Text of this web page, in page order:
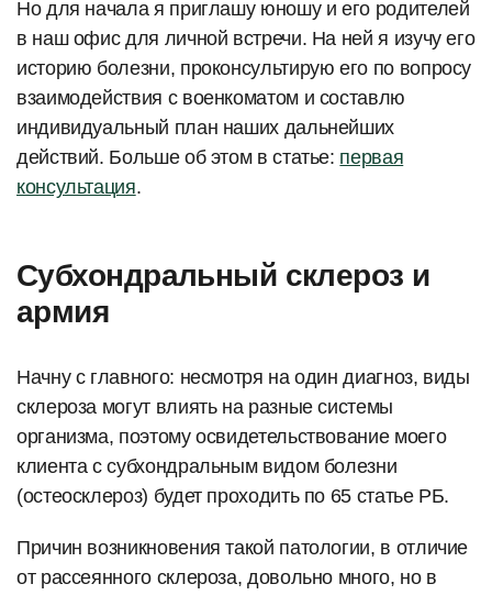
Но для начала я приглашу юношу и его родителей
в наш офис для личной встречи. На ней я изучу его
историю болезни, проконсультирую его по вопросу
взаимодействия с военкоматом и составлю
индивидуальный план наших дальнейших
действий. Больше об этом в статье: первая
консультация.
Субхондральный склероз и
армия
Начну с главного: несмотря на один диагноз, виды
склероза могут влиять на разные системы
организма, поэтому освидетельствование моего
клиента с субхондральным видом болезни
(остеосклероз) будет проходить по 65 статье РБ.
Причин возникновения такой патологии, в отличие
от рассеянного склероза, довольно много, но в